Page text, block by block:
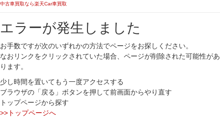
中古車買取なら楽天Car車買取
エラーが発生しました
お手数ですが次のいずれかの方法でページをお探しください。
なおリンクをクリックされていた場合、ページが削除された可能性があ
ります。
少し時間を置いてもう一度アクセスする
ブラウザの「戻る」ボタンを押して前画面からやり直す
トップページから探す
>>トップページへ